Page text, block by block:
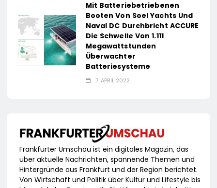
Mit Batteriebetriebenen
Booten Von Soel Yachts Und
Naval DC Durchbricht ACCURE
Die Schwelle Von 1.111
Megawattstunden
Überwachter
Batteriesysteme
7. APRIL 2022
Frankfurter Umschau ist ein digitales Magazin, das
über aktuelle Nachrichten, spannende Themen und
Hintergründe aus Frankfurt und der Region berichtet.
Von Wirtschaft und Politik über Kultur und Lifestyle bis